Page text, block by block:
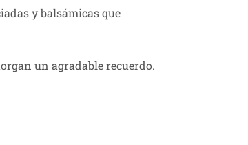
y balsámicas que
un agradable recuerdo.